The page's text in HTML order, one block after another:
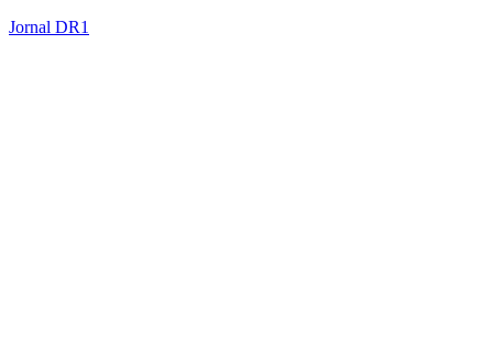
Jornal DR1